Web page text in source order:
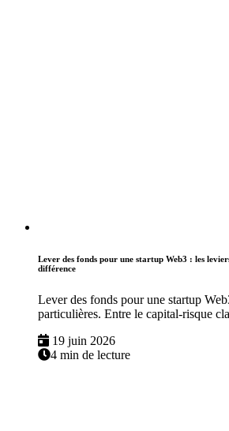
Lever des fonds pour une startup Web3 : les
différence
Lever des fonds pour une startup
particulières. Entre le capital-risque
19 juin 2026
4 min de lecture